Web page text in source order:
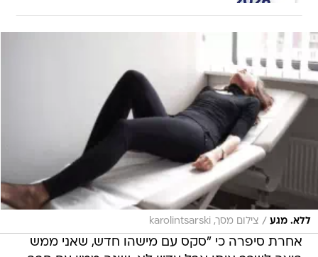
ללא. מגע / צילום מסך, karolintsarski
אחרת סיפרה כי "סקס עם מישהו חדש, שאני ממש